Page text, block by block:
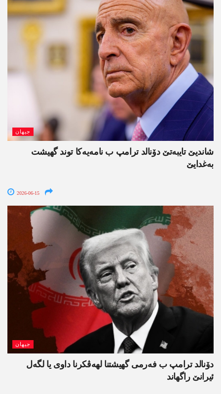
جیھان
شاندیێ تایبەتێ دۆنالد ترامپ ب نامەیەکا توند گھیشت
بەغدایێ
2026-06-15
جیھان
دۆنالد ترامپ ب فەرمی گھیشتنا لھەڤکرنا داوی یا لگەل
ئیرانێ راگھاند